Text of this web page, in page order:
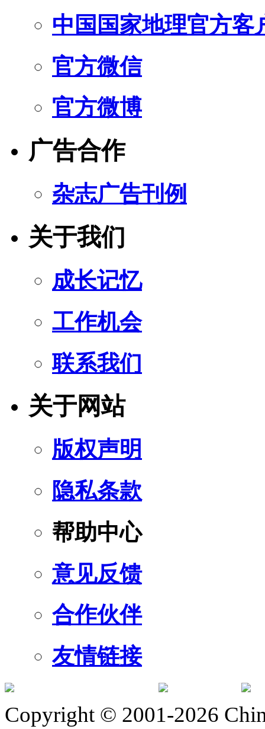
中国国家地理官方客
官方微信
官方微博
广告合作
杂志广告刊例
关于我们
成长记忆
工作机会
联系我们
关于网站
版权声明
隐私条款
帮助中心
意见反馈
合作伙伴
友情链接
Copyright © 2001-2026